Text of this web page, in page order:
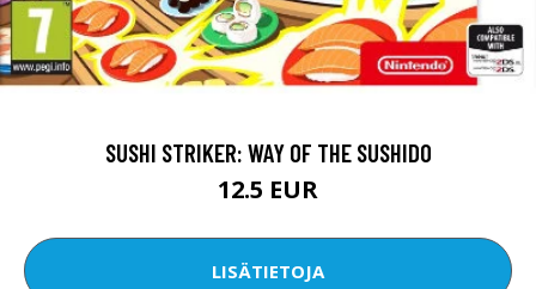
SUSHI STRIKER: WAY OF THE SUSHIDO
12.5 EUR
LISÄTIETOJA